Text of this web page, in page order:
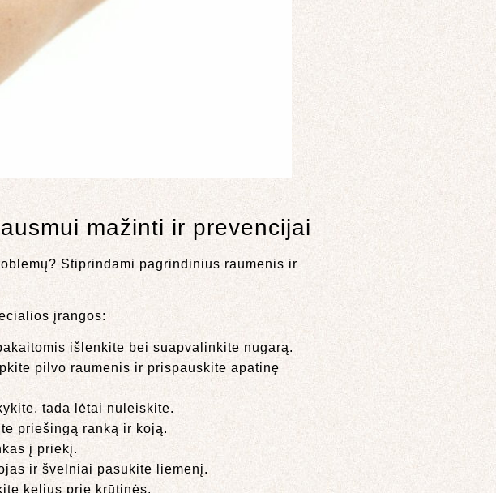
mažinti ir prevencijai
Stiprindami pagrindinius raumenis ir
įrangos:
išlenkite bei suapvalinkite nugarą.
pilvo raumenis ir prispauskite apatinę
tada lėtai nuleiskite.
priešingą ranką ir koją.
į priekį.
ir švelniai pasukite liemenį.
kelius prie krūtinės.